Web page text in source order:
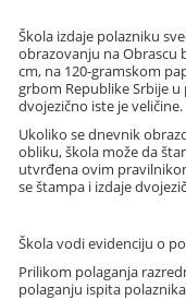
Škola izdaje polazniku
obrazovanju na Obrascu
cm, na 120-gramskom
grbom Republike Srbije
dvojezično iste je veličine.
Ukoliko se dnevnik
obliku, škola može da
utvrđena ovim
se štampa i izdaje
Škola vodi evidenciju o
Prilikom polaganja
polaganju ispita